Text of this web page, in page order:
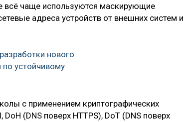
всё чаще используются маскирующие
адреса устройств от внешних систем и
нового
по устойчивому
с применением криптографических
(DNS поверх HTTPS), DoT (DNS поверх